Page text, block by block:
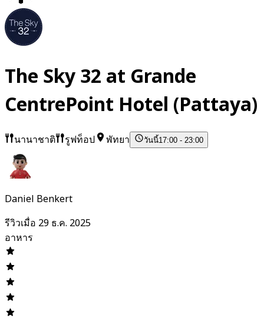
The Sky 32 at Grande
CentrePoint Hotel (Pattaya)
นานาชาติ รูฟท็อป พัทยา วันนี้17:00 - 23:00
Daniel Benkert
รีวิวเมื่อ 29 ธ.ค. 2025
อาหาร